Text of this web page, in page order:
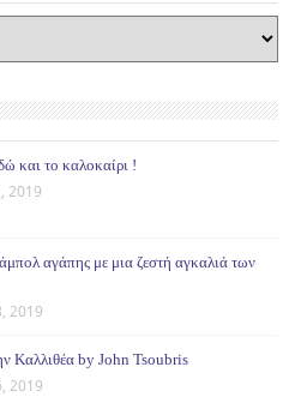
και το καλοκαίρι !
2019
αγάπης με μια ζεστή αγκαλιά των
2019
Καλλιθέα by John Tsoubris
2019